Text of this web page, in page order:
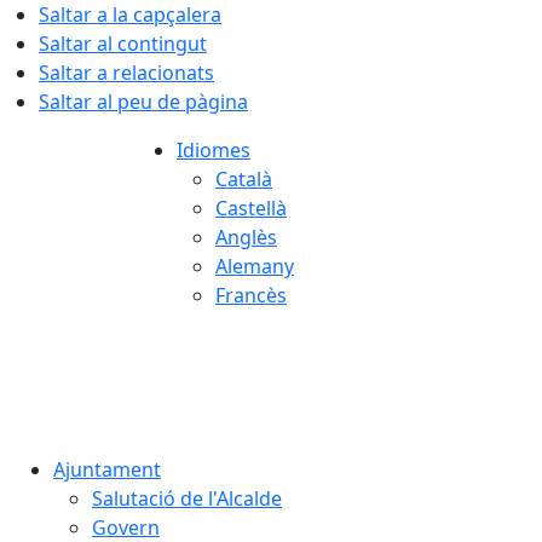
Saltar a la capçalera
Saltar al contingut
Saltar a relacionats
Saltar al peu de pàgina
Idiomes
Català
Castellà
Anglès
Alemany
Francès
Ajuntament
Salutació de l'Alcalde
Govern